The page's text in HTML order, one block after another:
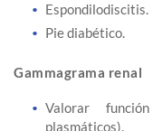
Espondilodiscitis.
Pie diabético.
Gammagrama renal
Valorar
plasmáticos).